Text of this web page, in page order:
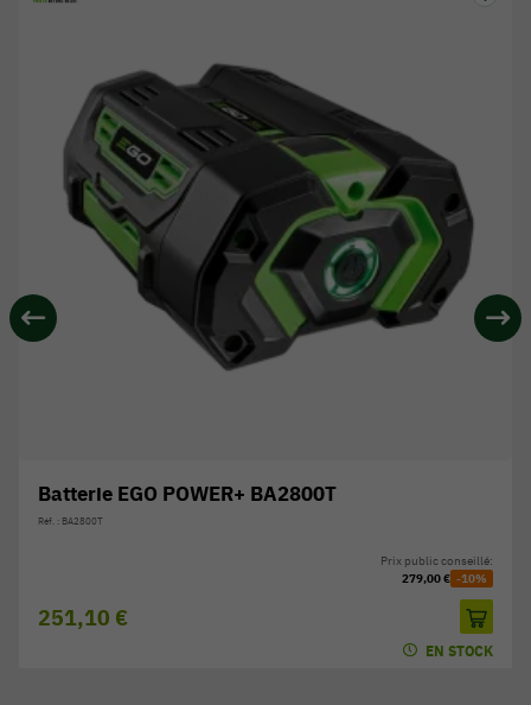
Batterie EGO POWER+ BA2800T
Réf. : BA2800T
251,10 €
Prix public conseillé:
279,00 € -10%
EN STOCK